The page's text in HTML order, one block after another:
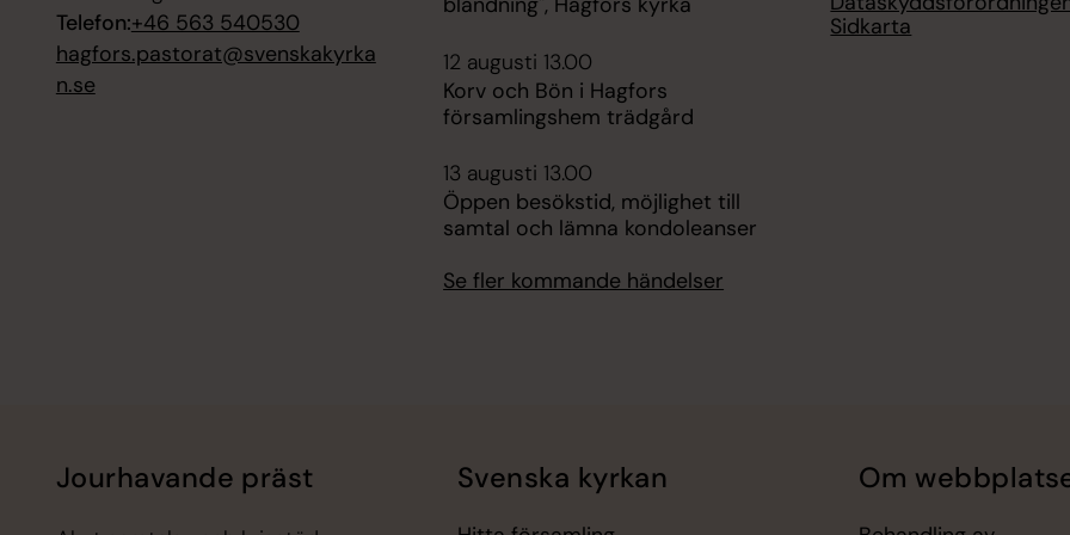
Telefon:+46 563 540530
hagfors.pastorat@svenskakyrka
n.se
12 augusti 13.00
Korv och Bön i Hagfors
församlingshem trädgård
13 augusti 13.00
Öppen besökstid, möjlighet till
samtal och lämna kondoleanser
Se fler kommande händelser
Sidkarta
Jourhavande präst Svenska kyrkan Om